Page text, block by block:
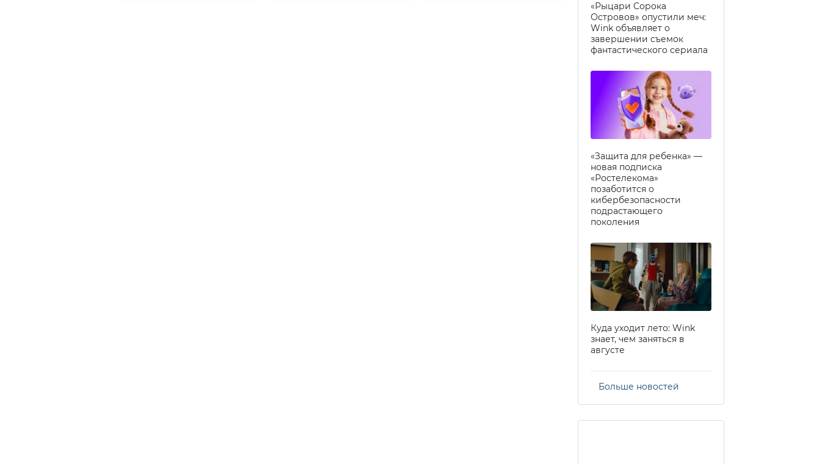
«Рыцари Сорока
Островов» опустили меч:
Wink объявляет о
завершении съемок
фантастического сериала
«Защита для ребенка» —
новая подписка
«Ростелекома»
позаботится о
кибербезопасности
подрастающего
поколения
Куда уходит лето: Wink
знает, чем заняться в
августе
Больше новостей